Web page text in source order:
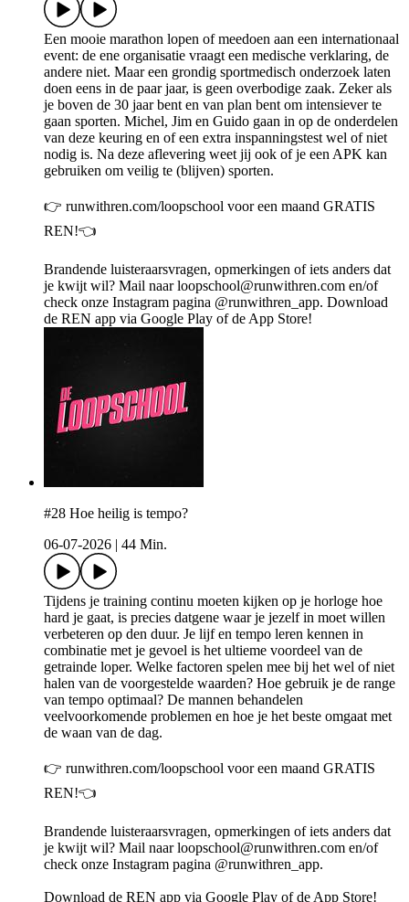
Een mooie marathon lopen of meedoen aan een internationaal
event: de ene organisatie vraagt een medische verklaring, de
andere niet. Maar een grondig sportmedisch onderzoek laten
doen eens in de paar jaar, is geen overbodige zaak. Zeker als
je boven de 30 jaar bent en van plan bent om intensiever te
gaan sporten. Michel, Jim en Guido gaan in op de onderdelen
van deze keuring en of een extra inspanningstest wel of niet
nodig is. Na deze aflevering weet jij ook of je een APK kan
gebruiken om veilig te (blijven) sporten.
👉 runwithren.com/loopschool voor een maand GRATIS
REN!👈
Brandende luisteraarsvragen, opmerkingen of iets anders dat
je kwijt wil? Mail naar loopschool@runwithren.com en/of
check onze Instagram pagina @runwithren_app. Download
de REN app via Google Play⁠ of de ⁠App Store⁠!
#28 Hoe heilig is tempo?
06-07-2026
44 Min.
Tijdens je training continu moeten kijken op je horloge hoe
hard je gaat, is precies datgene waar je jezelf in moet willen
verbeteren op den duur. Je lijf en tempo leren kennen in
combinatie met je gevoel is het ultieme voordeel van de
getrainde loper. Welke factoren spelen mee bij het wel of niet
halen van de voorgestelde waarden? Hoe gebruik je de range
van tempo optimaal? De mannen behandelen
veelvoorkomende problemen en hoe je het beste omgaat met
de waan van de dag.
👉 runwithren.com/loopschool voor een maand GRATIS
REN!👈
Brandende luisteraarsvragen, opmerkingen of iets anders dat
je kwijt wil? Mail naar loopschool@runwithren.com en/of
check onze Instagram pagina @runwithren_app.
Download de REN app via Google Play⁠ of de ⁠App Store⁠!